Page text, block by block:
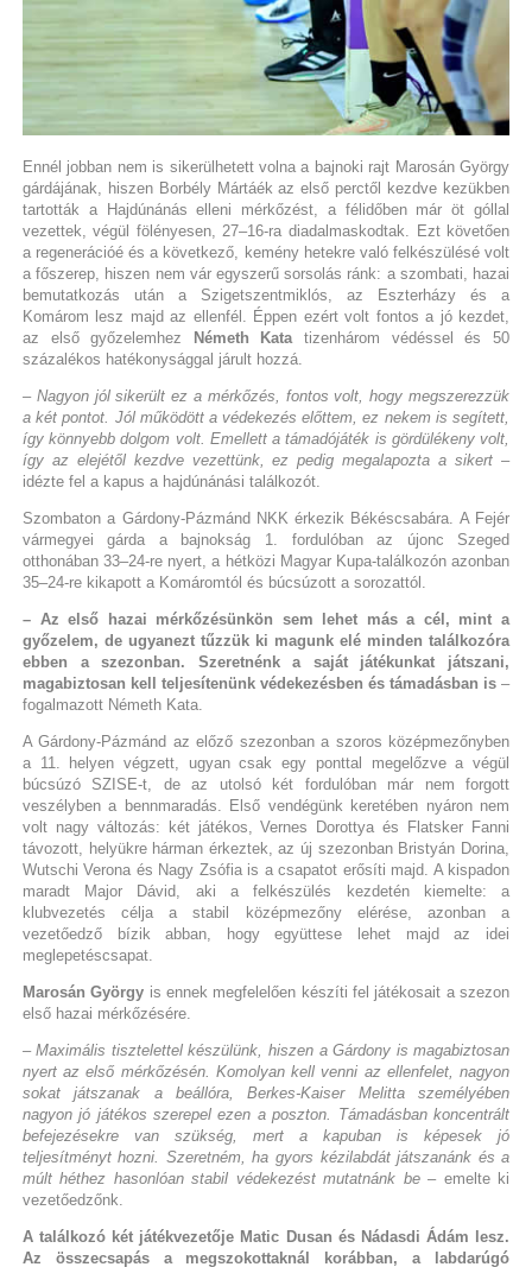
Ennél jobban nem is sikerülhetett volna a bajnoki rajt Marosán György
gárdájának, hiszen Borbély Mártáék az első perctől kezdve kezükben
tartották a Hajdúnánás elleni mérkőzést, a félidőben már öt góllal
vezettek, végül fölényesen, 27–16-ra diadalmaskodtak. Ezt követően
a regenerációé és a következő, kemény hetekre való felkészülésé volt
a főszerep, hiszen nem vár egyszerű sorsolás ránk: a szombati, hazai
bemutatkozás után a Szigetszentmiklós, az Eszterházy és a
Komárom lesz majd az ellenfél. Éppen ezért volt fontos a jó kezdet,
az első győzelemhez
Németh Katatizenhárom védéssel és 50
százalékos hatékonysággal járult hozzá.
– Nagyon jól sikerült ez a mérkőzés, fontos volt, hogy megszerezzük
a két pontot. Jól működött a védekezés előttem, ez nekem is segített,
így könnyebb dolgom volt. Emellett a támadójáték is gördülékeny volt,
így az elejétől kezdve vezettünk, ez pedig megalapozta a sikert –
idézte fel a kapus a hajdúnánási találkozót.
Szombaton a Gárdony-Pázmánd NKK érkezik Békéscsabára. A Fejér
vármegyei gárda a bajnokság 1. fordulóban az újonc Szeged
otthonában 33–24-re nyert, a hétközi Magyar Kupa-találkozón azonban
35–24-re kikapott a Komáromtól és búcsúzott a sorozattól.
– Az első hazai mérkőzésünkön sem lehet más a cél, mint a
győzelem, de ugyanezt tűzzük ki magunk elé minden találkozóra
ebben a szezonban. Szeretnénk a saját játékunkat játszani,
magabiztosan kell teljesítenünk védekezésben és támadásban is –
fogalmazott Németh Kata.
A Gárdony-Pázmánd az előző szezonban a szoros középmezőnyben
a 11. helyen végzett, ugyan csak egy ponttal megelőzve a végül
búcsúzó SZISE-t, de az utolsó két fordulóban már nem forgott
veszélyben a bennmaradás. Első vendégünk keretében nyáron nem
volt nagy változás: két játékos, Vernes Dorottya és Flatsker Fanni
távozott, helyükre hárman érkeztek, az új szezonban Bristyán Dorina,
Wutschi Verona és Nagy Zsófia is a csapatot erősíti majd. A kispadon
maradt Major Dávid, aki a felkészülés kezdetén kiemelte: a
klubvezetés célja a stabil középmezőny elérése, azonban a
vezetőedző bízik abban, hogy együttese lehet majd az idei
meglepetéscsapat.
Marosán György is ennek megfelelően készíti fel játékosait a szezon
első hazai mérkőzésére.
– Maximális tisztelettel készülünk, hiszen a Gárdony is magabiztosan
nyert az első mérkőzésén. Komolyan kell venni az ellenfelet, nagyon
sokat játszanak a beállóra, Berkes-Kaiser Melitta személyében
nagyon jó játékos szerepel ezen a poszton. Támadásban koncentrált
befejezésekre van szükség, mert a kapuban is képesek jó
teljesítményt hozni. Szeretném, ha gyors kézilabdát játszanánk és a
múlt héthez hasonlóan stabil védekezést mutatnánk be– emelte ki
vezetőedzőnk.
A találkozó két játékvezetője Matic Dusan és Nádasdi Ádám lesz.
Az összecsapás a megszokottaknál korábban, a labdarúgó